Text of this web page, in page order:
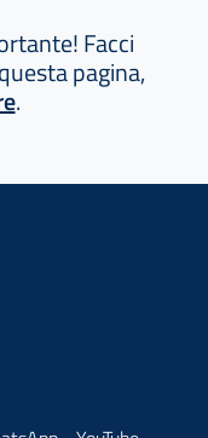
Facci
pagina,
.